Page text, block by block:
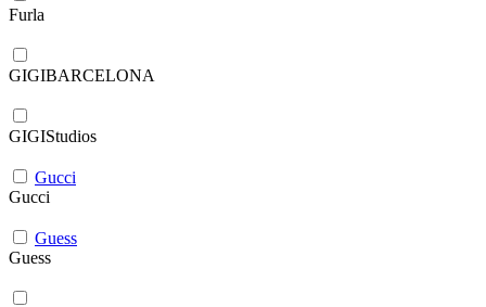
Furla
GIGIBARCELONA
GIGIStudios
Gucci
Gucci
Guess
Guess